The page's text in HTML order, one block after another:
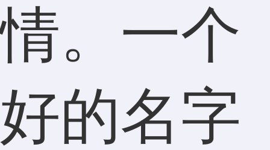
情。一个
好的名字